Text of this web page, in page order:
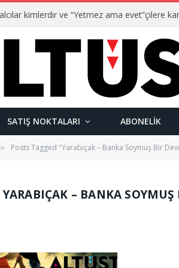
SATIŞ NOKTALARI ABONELIK
» Posts Tagged "Yarabıçak – Banka Soymuş Bir
YARABIÇAK – BANKA